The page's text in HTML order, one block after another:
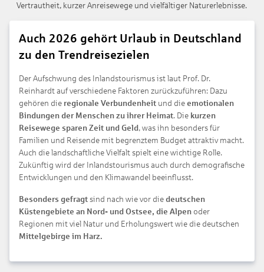
Vertrautheit, kurzer Anreisewege und vielfältiger Naturerlebnisse.
Auch 2026 gehört Urlaub in Deutschland
zu den Trendreisezielen
Der Aufschwung des Inlandstourismus ist laut Prof. Dr.
Reinhardt auf verschiedene Faktoren zurückzuführen: Dazu
gehören die regionale Verbundenheit und die emotionalen
Bindungen der Menschen zu ihrer Heimat. Die kurzen
Reisewege sparen Zeit und Geld , was ihn besonders für
Familien und Reisende mit begrenztem Budget attraktiv macht.
Auch die landschaftliche Vielfalt spielt eine wichtige Rolle.
Zukünftig wird der Inlandstourismus auch durch demografische
Entwicklungen und den Klimawandel beeinflusst.
Besonders gefragt sind nach wie vor die deutschen
Küstengebiete an Nord- und Ostsee, die Alpen oder
Regionen mit viel Natur und Erholungswert wie die deutschen
Mittelgebirge im Harz.